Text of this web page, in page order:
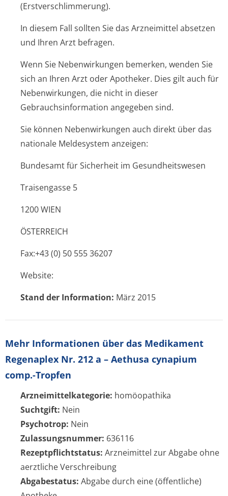
(Erstverschlim­merung).
In diesem Fall sollten Sie das Arzneimittel absetzen
und Ihren Arzt befragen.
Wenn Sie Nebenwirkungen bemerken, wenden Sie
sich an Ihren Arzt oder Apotheker. Dies gilt auch für
Nebenwirkungen, die nicht in dieser
Gebrauchsinfor­mation angegeben sind.
Sie können Nebenwirkungen auch direkt über das
nationale Meldesystem anzeigen:
Bundesamt für Sicherheit im Gesundheitswesen
Traisengasse 5
1200 WIEN
ÖSTERREICH
Fax:+43 (0) 50 555 36207
Website:
Stand der Information: März 2015
Mehr Informationen über das Medikament
Regenaplex Nr. 212 a – Aethusa cynapium
comp.-Tropfen
Arzneimittelkategorie: homöopathika
Suchtgift: Nein
Psychotrop: Nein
Zulassungsnummer: 636116
Rezeptpflichtstatus: Arzneimittel zur Abgabe ohne
aerztliche Verschreibung
Abgabestatus: Abgabe durch eine (öffentliche)